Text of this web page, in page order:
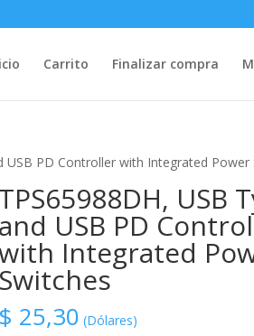
Carrito Finalizar compra
USB PD Controller with Integrated Power
TPS65988DH, USB
and USB PD
Integrated
Switches
$ 25,30 (Dólares)